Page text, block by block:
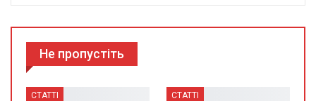
Не пропустіть
СТАТТІ СТАТТІ